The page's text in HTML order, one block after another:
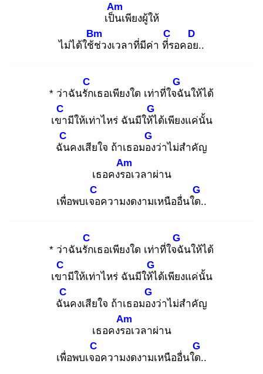
เป็น
Am
เพียงผู้ให้
ไม่ได้ใช้ช่
Bm
วงเวลาที่มีค่า ที่ร
C
อคอย
D
..
* ว่าฉันรัก
C
เธอเพียงใด เท่าที่ใจฉั
G
นให้ได้
เขา
C
มีให้เท่าไหร่ ฉันมีให้ไ
G
ด้เพียงแค่นั้น
ฉัน
C
คงเสียใจ ถ้าเธอมอง
G
ว่าไม่สำคัญ
เธอคงรอ
Am
เวลาผ่าน
เพื่อพบเจอ
C
ความงดงามเหนืออื่นใด.
G
.
* ว่าฉันรัก
C
เธอเพียงใด เท่าที่ใจฉั
G
นให้ได้
เขา
C
มีให้เท่าไหร่ ฉันมีให้ไ
G
ด้เพียงแค่นั้น
ฉัน
C
คงเสียใจ ถ้าเธอมอง
G
ว่าไม่สำคัญ
เธอคงรอ
Am
เวลาผ่าน
เพื่อพบเจอ
C
ความงดงามเหนืออื่นใด.
G
.